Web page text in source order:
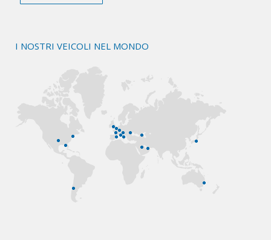
I NOSTRI VEICOLI NEL MONDO